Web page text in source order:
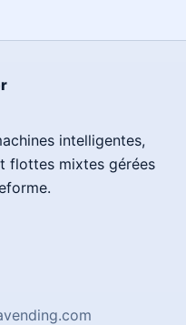
intelligentes,
flottes mixtes gérées